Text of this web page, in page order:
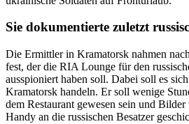
Sie dokumentierte zuletzt
Die Ermittler in Kramatorsk nahmen
fest, der die RIA Lounge für den
ausspioniert haben soll. Dabei soll es
Kramatorsk handeln. Er soll wenige
dem Restaurant gewesen sein und
Handy an die russischen Besatzer